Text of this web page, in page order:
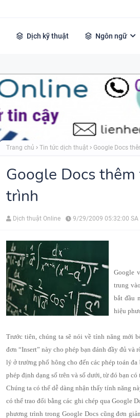
Dịch kỹ thuật Ngôn ngữ
Trang chủ Tin tức dịch thuật Google Docs
Google Docs
trình
Dịch thuật Online 9/29/2009 05:32:00 SA
Google
trung
bắt đầu
hiệu
Trước tiên, chúng ta sẽ nói về tính năng mới
đơn “Insert” này cho phép bạn đánh đầy đủ
lý ở trường phổ hông cho đến các phép toán
phép định dạng số trên và số dưới, từ đó bạn
Chúng ta có thể dễ dàng nhận thấy tính năng
có thể trao đổi bằng các ghi chép qua Google
phương trình trong Google Docs cũng đơn